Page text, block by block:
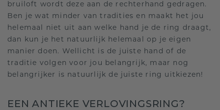
bruiloft wordt deze aan de rechterhand gedragen.
Ben je wat minder van tradities en maakt het jou
helemaal niet uit aan welke hand je de ring draagt,
dan kun je het natuurlijk helemaal op je eigen
manier doen. Wellicht is de juiste hand of de
traditie volgen voor jou belangrijk, maar nog
belangrijker is natuurlijk de juiste ring uitkiezen!
EEN ANTIEKE VERLOVINGSRING?